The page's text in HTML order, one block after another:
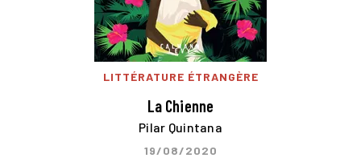
LITTÉRATURE ÉTRANGÈRE
La Chienne
Pilar Quintana
19/08/2020